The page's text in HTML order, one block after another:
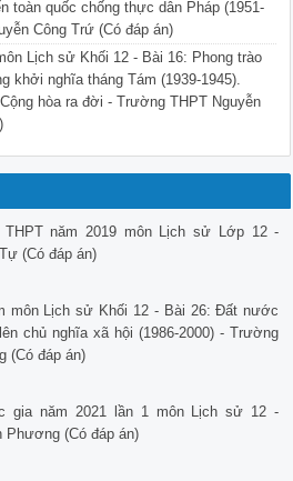
toàn quốc chống thực dân Pháp (1951-
Công Trứ (Có đáp án)
Lịch sử Khối 12 - Bài 16: Phong trào
khởi nghĩa tháng Tám (1939-1945).
hòa ra đời - Trường THPT Nguyễn
năm 2019 môn Lịch sử Lớp 12 -
(Có đáp án)
môn Lịch sử Khối 12 - Bài 26: Đất nước
chủ nghĩa xã hội (1986-2000) - Trường
(Có đáp án)
gia năm 2021 lần 1 môn Lịch sử 12 -
Phương (Có đáp án)